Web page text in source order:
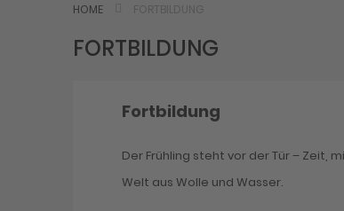
HOME FORTBILDUNG
FORTBILDUNG
Fortbildung
Der Frühling steht vor der Tür – Zeit,
Welt aus Wolle und Wasser.